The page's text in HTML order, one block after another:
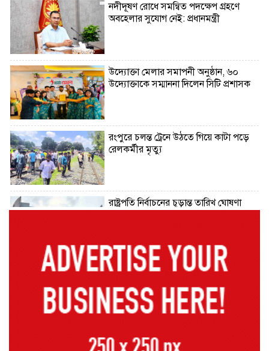
নদীদূষণ রোধে সমন্বিত পদক্ষেপ গ্রহণে
অবহেলার সুযোগ নেই: প্রধানমন্ত্রী
উদ্যোক্তা মেলার সমাপনী অনুষ্ঠান, ৬০
উদ্যোক্তাকে সম্মাননা দিলেন সিটি প্রশাসক
রংপুরে চলন্ত ট্রেনে উঠতে গিয়ে কাটা পড়ে
রেলকর্মীর মৃত্যু
রাষ্ট্রপতি নির্বাচনের চূড়ান্ত তারিখ ঘোষণা
সাভারের রাজপথে রক্তের দাগ, স্মৃতিতে
সতর্কতা জারি